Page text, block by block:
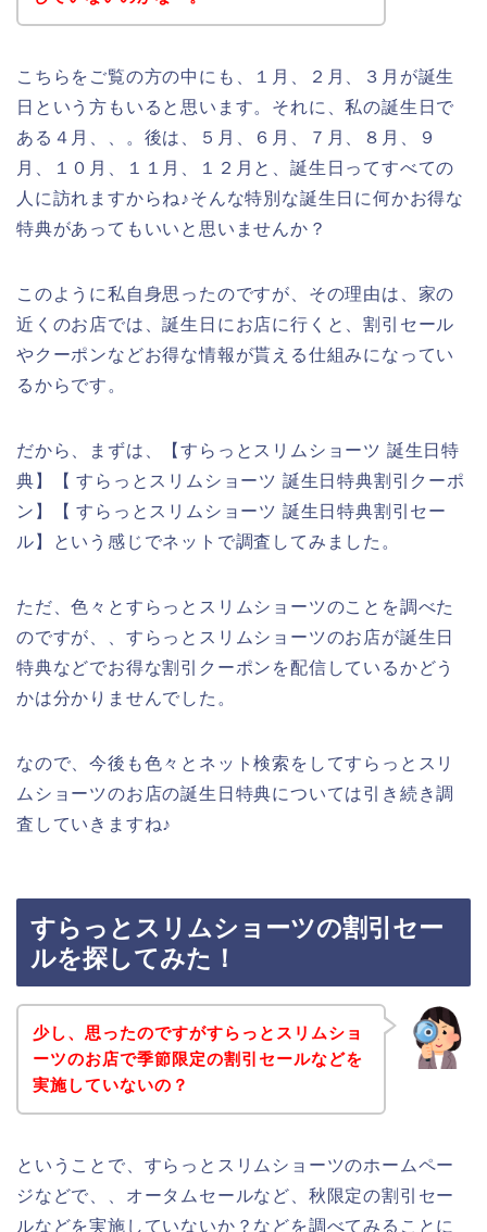
こちらをご覧の方の中にも、１月、２月、３月が誕生
日という方もいると思います。それに、私の誕生日で
ある４月、、。後は、５月、６月、７月、８月、９
月、１０月、１１月、１２月と、誕生日ってすべての
人に訪れますからね♪そんな特別な誕生日に何かお得な
特典があってもいいと思いませんか？
このように私自身思ったのですが、その理由は、家の
近くのお店では、誕生日にお店に行くと、割引セール
やクーポンなどお得な情報が貰える仕組みになってい
るからです。
だから、まずは、【すらっとスリムショーツ 誕生日特
典】【 すらっとスリムショーツ 誕生日特典割引クーポ
ン】【 すらっとスリムショーツ 誕生日特典割引セー
ル】という感じでネットで調査してみました。
ただ、色々とすらっとスリムショーツのことを調べた
のですが、、すらっとスリムショーツのお店が誕生日
特典などでお得な割引クーポンを配信しているかどう
かは分かりませんでした。
なので、今後も色々とネット検索をしてすらっとスリ
ムショーツのお店の誕生日特典については引き続き調
査していきますね♪
すらっとスリムショーツの割引セー
ルを探してみた！
少し、思ったのですがすらっとスリムショ
ーツのお店で季節限定の割引セールなどを
実施していないの？
ということで、すらっとスリムショーツのホームペー
ジなどで、、オータムセールなど、秋限定の割引セー
ルなどを実施していないか？などを調べてみることに